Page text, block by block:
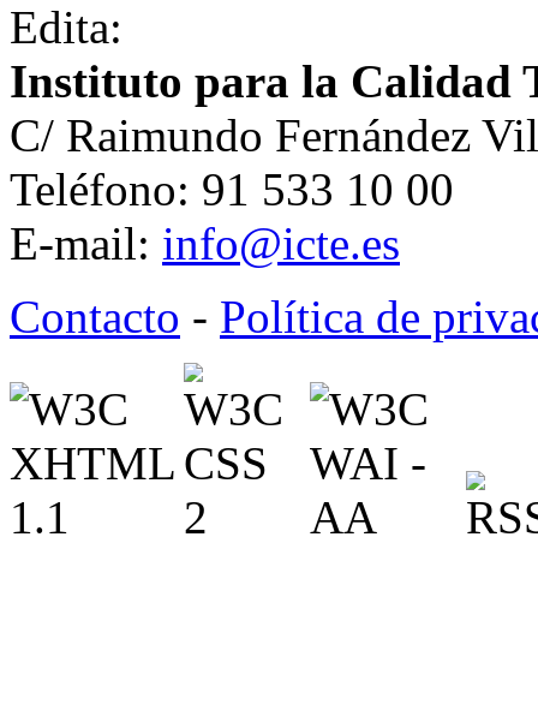
Edita:
Instituto para la Calidad
C/ Raimundo Fernández
Teléfono: 91 533 10 00
E-mail: info@icte.es
Contacto - Política de